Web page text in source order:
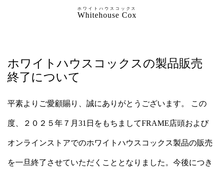
Whitehouse Cox
ホワイトハウスコックス
ホワイトハウスコックスの製品販売
終了について
平素よりご愛顧賜り、誠にありがとうございます。 この
度、２０２５年７月31日をもちましてFRAME店頭および
オンラインストアでのホワイトハウスコックス製品の販売
を一旦終了させていただくこととなりました。今後につき